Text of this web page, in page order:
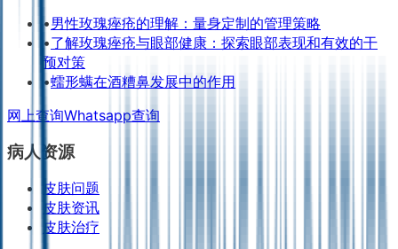
•男性玫瑰痤疮的理解：量身定制的管理策略
•了解玫瑰痤疮与眼部健康：探索眼部表现和有效的干
预对策
•蠕形螨在酒糟鼻发展中的作用
网上查询Whatsapp查询
病人资源
皮肤问题
皮肤资讯
皮肤治疗